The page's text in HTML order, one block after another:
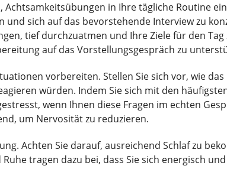
in Ihre tägliche Routine
sich auf das bevorstehende Interview zu
tief durchzuatmen und Ihre Ziele für den Tag
auf das Vorstellungsgespräch zu
vorbereiten. Stellen Sie sich vor, wie
würden. Indem Sie sich mit den
wenn Ihnen diese Fragen im echten
um Nervosität zu reduzieren.
Achten Sie darauf, ausreichend Schlaf zu
tragen dazu bei, dass Sie sich energisch